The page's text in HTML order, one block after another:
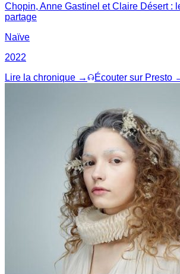
Chopin, Anne Gastinel et Claire Désert :
partage
Naïve
2022
Lire la chronique →
Écouter sur Presto